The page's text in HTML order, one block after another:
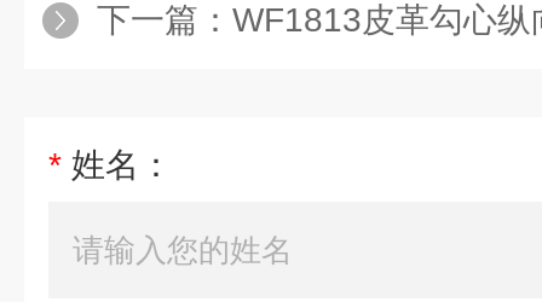
下一篇： WF1813皮革勾心纵
* 姓名：